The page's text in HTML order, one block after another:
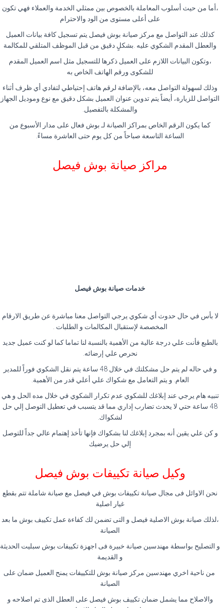
،أما من حيث أسلوب المعاملة بالخصوص بين ممثلي الخدمة والعملاء فهي تكون
على أعلى مستوى من الود والاحترام
كذلك عند التواصل مع مركز صيانة بوش فيصل يتم تسجيل كافة بيانات العميل
والعطل المقدم الشكوي عليه .بشكلٍ دقيق من قبل الموظف المتلقي للمكالمة
،وتكون البيانات اللازم على العميل ذكرها للتسجيل مثل اسم العميل المقدم
للشكوى ورقم الهاتف الخاص به
وذلك لسهولة التواصل معه، بالإضافة لرقم هاتف إحتياطي لتفادي أي ظرف أثناء
التواصل للزيارة، أيضاً يتم تدوين عنوان العميل بشكل دقيق مع نوع وموديل الجهاز
والمشكلة بالتفصيل.
كما يكون الرقم الخاص بمراكز الصيانة لـ بوش فعال على مدار الأسبوع من
الساعة التاسعة صباحاً من كل يوم حتى العاشرة مساءً.
مراكز صيانة بوش فيصل
خدمات صيانة بوش فيصل
لا بأس في حال حدوث أي شكوي يرجي التواصل معنا مباشرة عن طريق الارقام
المخصصة لإستقبال المكالمات و الطلبات .
بالطبع فأنت علي درجة عالية من الأهمية بالنسبة لنا تماما كما لو كنت عميل جديد
نحرص علي إرضائه.
و في حاله لم يتم حل مشكلتك في خلال 48 ساعة يتم نقل الشكوي فوراً للمدير
العام. و يتم التعامل مع شكواك علي أعلي قدر من الأهمية.
تنبيه هام يرجي عند إبلاغك للشكوي عدم تكرار الشكوي في خلال مده الحل و هي
48 ساعة حتي لا يحدث تضارب إداري مما قد يتسبب في تعطيل التوصل إلي حل
لشكواك.
و كن علي يقين أنه بمجرد إبلاغك لنا بشكواك فإنها تأخذ إهتمام عالي جداً للتوصل
إلي حل يرضيك
وكيل صيانة تكييفات بوش فيصل
نحن الاوائل فى مجال صيانة تكييفات بوش في فيصل مع صيانة شاملة تتم بقطع
غيار اصلية
،لذلك صيانة بوش الاصلية فيصل و التى تضمن لك كفاءة عمل تكييف بوش ما بعد
الصيانة
و التصليح بواسطة مهندسين صيانة خبيرة فى اجهزة تكييفات بوش سبليت الحديثة
و القديمة
من ناحية اخري مهندسين مركز صيانة بوش للتكييفات يمنح العميل ضمان على
الصيانة
والاصلاح مما يشمل ضمان تكييف بوش فيصل على العطل الذى تم اصلاحه و